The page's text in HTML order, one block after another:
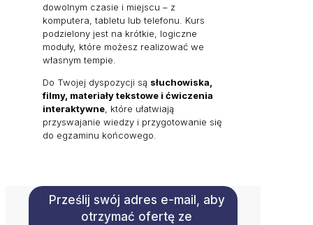
dowolnym czasie i miejscu – z
komputera, tabletu lub telefonu. Kurs
podzielony jest na krótkie, logiczne
moduły, które możesz realizować we
własnym tempie.
Do Twojej dyspozycji są słuchowiska,
filmy, materiały tekstowe i ćwiczenia
interaktywne , które ułatwiają
przyswajanie wiedzy i przygotowanie się
do egzaminu końcowego.
Prześlij swój adres e-mail, aby
otrzymać ofertę ze